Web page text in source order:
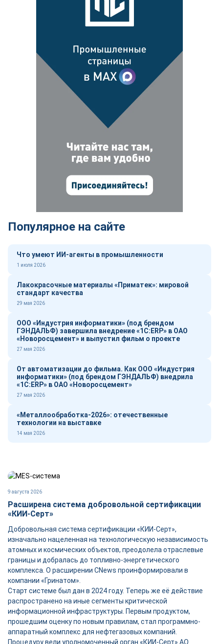
Популярное на сайте
Что умеют ИИ-агенты в промышленности
1 июля 2026
Лакокрасочные материалы «Приматек»: мировой
стандарт качества
29 мая 2026
ООО «Индустрия информатики» (под брендом
ГЭНДАЛЬФ) завершила внедрение «1С:ERP» в ОАО
«Новоросцемент» и выпустил фильм о проекте
27 мая 2026
От автоматизации до фильма. Как ООО «Индустрия
информатики» (под брендом ГЭНДАЛЬФ) внедрила
«1С:ERP» в ОАО «Новоросцемент»
27 мая 2026
«Металлообработка-2026»: отечественные
технологии на выставке
14 мая 2026
9 августа 2026
Расширена система добровольной сертификации
«КИИ-Серт»
Добровольная система сертификации «КИИ-Серт»,
изначально нацеленная на технологическую независимость
атомных и космических объектов, преодолела отраслевые
границы и добралась до топливно-энергетического
комплекса. О расширении CNews проинформировали в
компании «Гринатом».
Старт системе был дан в 2024 году. Теперь же её действие
распространено на иные сегменты критической
информационной инфраструктуры. Первым продуктом,
прошедшим оценку по новым правилам, стал программно-
аппаратный комплекс для нефтегазовых компаний.
Процедуру вели уполномоченный орган «КИИ-Серт» АО